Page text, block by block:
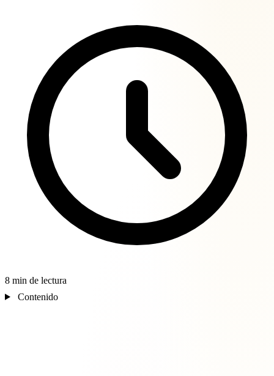
8 min de lectura
Contenido